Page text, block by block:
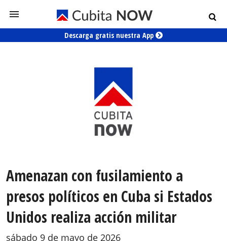
Descarga gratis nuestra App
Amenazan con fusilamiento a
presos políticos en Cuba si Estados
Unidos realiza acción militar
sábado 9 de mayo de 2026